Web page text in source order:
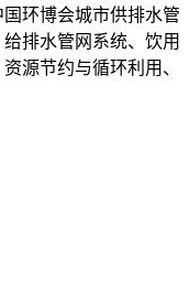
环博会城市供排水管
排水管网系统、饮用
源节约与循环利用、